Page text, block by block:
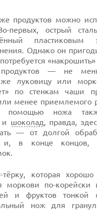
продуктов можно
первых, острый
пластиковым
Однако он
— не
луковицу или
по стенкам чаши
менее приемлемого
помощью ножа
и шоколад, правда,
— от долгой
и, в конце концов,
тёрку, которая
моркови по-
и фруктов тонкой
нож для